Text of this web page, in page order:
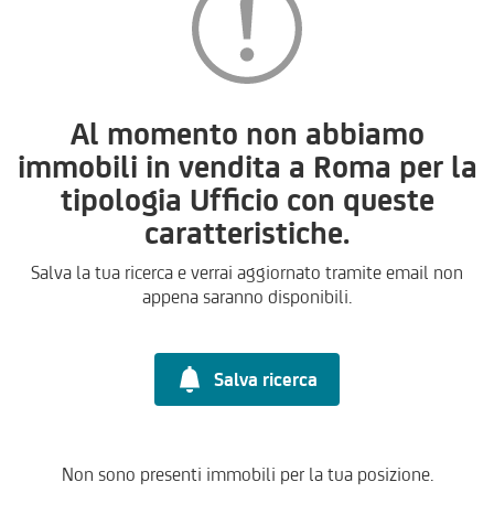
Al momento non abbiamo
immobili in vendita a Roma per la
tipologia Ufficio con queste
caratteristiche.
Salva la tua ricerca e verrai aggiornato tramite email non
appena saranno disponibili.
Salva ricerca
Non sono presenti immobili per la tua posizione.